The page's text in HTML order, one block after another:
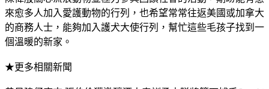
來愈多人加入愛護動物的行列，也希望常常往返美國或加拿大
的商務人士，能夠加入護犬大使行列，幫忙這些毛孩子找到一
個溫暖的新家。
★更多相關新聞